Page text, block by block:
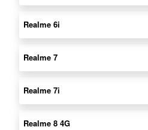
Realme 6i
Realme 7
Realme 7i
Realme 8 4G